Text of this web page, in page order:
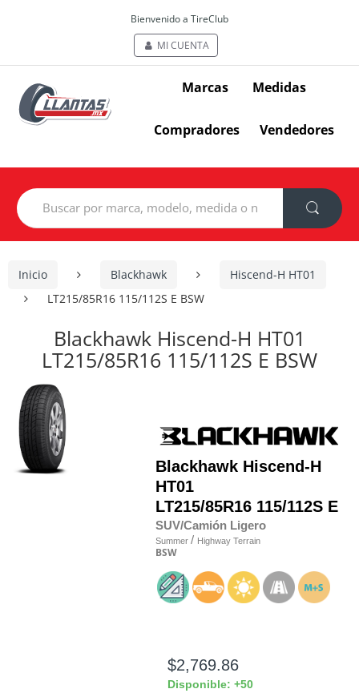
Bienvenido a TireClub
MI CUENTA
Marcas Medidas
Compradores Vendedores
Search
for:
Inicio Blackhawk
Hiscend-H HT01
LT215/85R16 115/112S E BSW
Blackhawk Hiscend-H HT01
LT215/85R16 115/112S E BSW
Blackhawk Hiscend-H
HT01
LT215/85R16 115/112S E
SUV/Camión Ligero
Summer / Highway Terrain
BSW
$2,769.86
Disponible: +50